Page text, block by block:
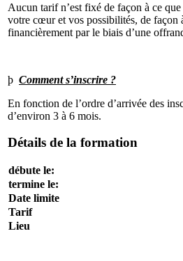
Aucun tarif n’est fixé de façon à ce
votre cœur et vos possibilités, de
financièrement par le biais d’une
þ Comment s’inscrire ?
En fonction de l’ordre d’arrivée des
d’environ 3 à 6 mois.
Détails de la formation
débute le:
termine le:
Date limite
Tarif
Lieu